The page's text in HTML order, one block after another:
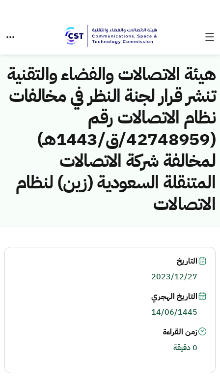
هيئة الاتصالات والفضاء والتقنية
تنشر قرار لجنة النظر في مخالفات
نظام الاتصالات رقم
(42748959/ق/1443هـ)
لمخالفة شركة الاتصالات
المتنقلة السعودية (زين) لنظام
الاتصالات
التاريخ
2023/12/27
التاريخ الهجري
14/06/1445
زمن القراءة
0 دقيقة